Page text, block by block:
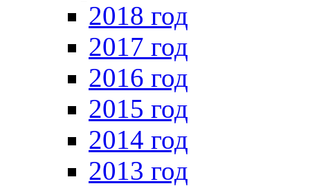
2018 год
2017 год
2016 год
2015 год
2014 год
2013 год